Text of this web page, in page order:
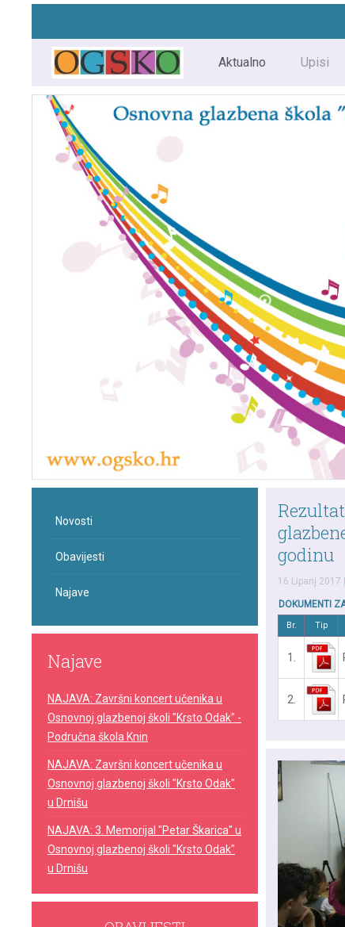
Aktualno Upisi
godinu
16 Lipanj 2017
DOKUMENTI
Br. Tip
1.
2.
Novosti
Obavijesti
Najave
Najave
NAJAVA: Završni koncert učenika u
Osnovnoj glazbenoj školi "Krsto Odak" -
Područna škola Knin
NAJAVA: Završni koncert učenika u
Osnovnoj glazbenoj školi "Krsto Odak"
u Drnišu
NAJAVA: 3. Memorijal "Petar Škarica" u
Osnovnoj glazbenoj školi "Krsto Odak"
u Drnišu